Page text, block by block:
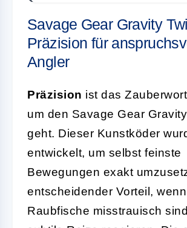
Savage Gear Gravity
Präzision für
Angler
Präzision ist das
um den Savage Gear
geht. Dieser Kunstköder
entwickelt, um selbst feinste
Bewegungen exakt
entscheidender Vorteil, wenn
Raubfische misstrauisch